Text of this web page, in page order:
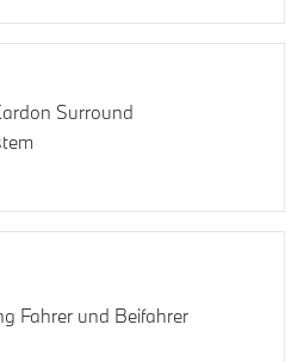
Surround
Fahrer und Beifahrer